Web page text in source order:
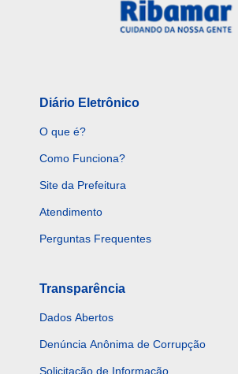
Diário Eletrônico
O que é?
Como Funciona?
Site da Prefeitura
Atendimento
Perguntas Frequentes
Transparência
Dados Abertos
Denúncia Anônima de Corrupção
Solicitação de Informação